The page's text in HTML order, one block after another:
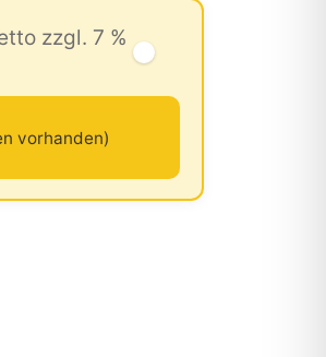
zzgl. 7 %
vorhanden)